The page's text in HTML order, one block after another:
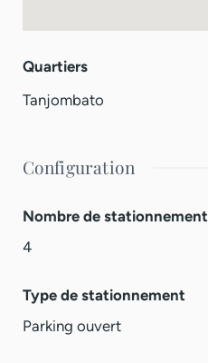
Quartiers
Tanjombato
Configuration
Nombre de stationnement
4
Type de stationnement
Parking ouvert